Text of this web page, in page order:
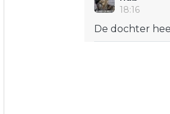
18:16
De dochter